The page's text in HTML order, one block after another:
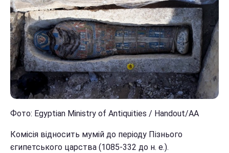
Фото: Egyptian Ministry of Antiquities / Handout/АА
Комісія відносить мумій до періоду Пізнього
єгипетського царства (1085-332 до н. е.).